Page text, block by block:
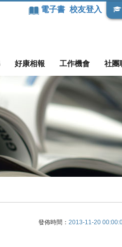
電子書 校友登入
好康相報 工作機會 社團
發佈時間： 2013-11-20